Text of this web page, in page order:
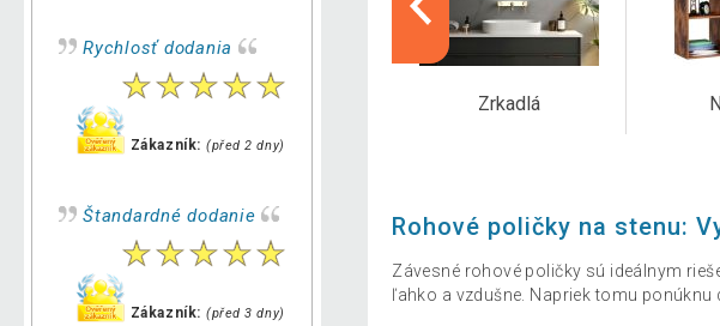
Rychlosť dodania
Zákazník: (před 2 dny)
Štandardné dodanie
Zákazník: (před 3 dny)
Joga podložky Zrkadlá
Rohové poličky na stenu:
Závesné rohové poličky sú ideálnym
ľahko a vzdušne. Napriek tomu